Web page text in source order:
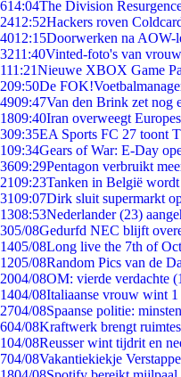
614:04The Division
2412:52Hackers roven
4012:15Doorwerken na AOW-
3211:40Vinted-foto's van
111:21Nieuwe XBOX Game
209:50De
4909:47Van den Brink zet nog
1809:40Iran overweegt
309:35EA Sports FC 27 toont
109:34Gears of War: E-Day
3609:29Pentagon verbruikt
2109:23Tanken in België
3109:07Dirk sluit supermarkt
1308:53Nederlander (23)
305/08Gedurfd NEC blijft
1405/08Long live the 7th of
1205/08Random Pics van de
2004/08OM: vierde verdachte
1404/08Italiaanse vrouw wint
2704/08Spaanse politie:
604/08Kraftwerk brengt
104/08Reusser wint tijdrit en
704/08Vakantiekiekje